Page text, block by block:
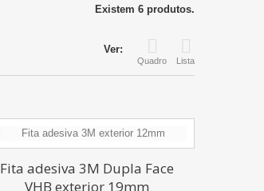
Existem 6 produtos.
Ver:
Quadro Lista
Fita adesiva 3M Dupla Face
VHB exterior 19mm